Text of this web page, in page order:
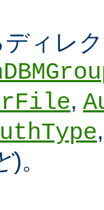
ィレ
,
)。